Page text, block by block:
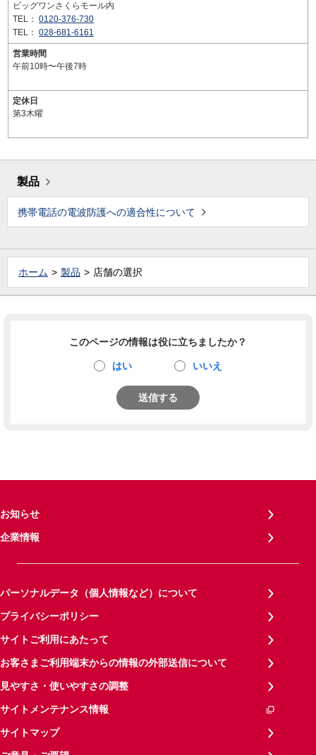
ビッグワンさくらモール内
TEL： 0120-376-730
TEL： 028-681-6161
営業時間
午前10時〜午後7時
定休日
第3木曜
製品
携帯電話の電波防護への適合性について
ホーム 製品 店舗の選択
このページの情報は役に立ちましたか？
はい いいえ
送信する
お知らせ
企業情報
パーソナルデータ（個人情報など）について
プライバシーポリシー
サイトご利用にあたって
お客さまご利用端末からの情報の外部送信について
見やすさ・使いやすさの調整
サイトメンテナンス情報
サイトマップ